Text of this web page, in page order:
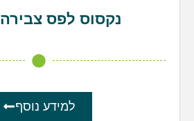
נקסוס לפס צבירה GU10
למידע נוסף